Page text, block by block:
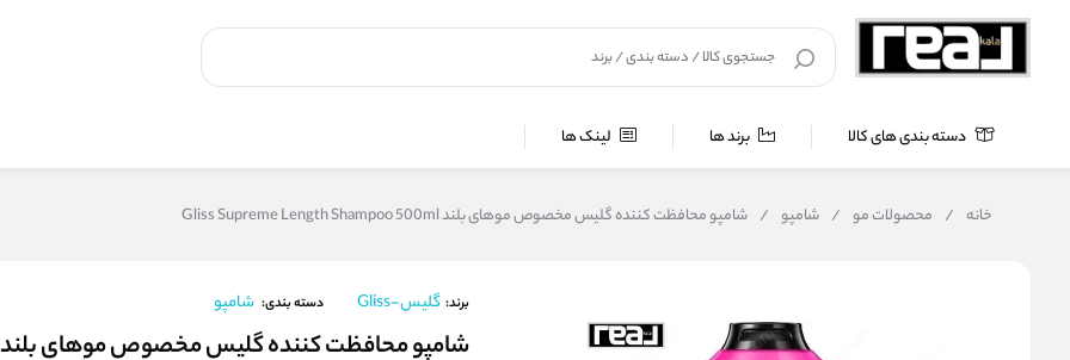
دسته بندی های کالا برند ها لینک ها
خانه / محصولات مو / شامپو / شامپو محافظت‌ کننده گلیس مخصوص موهای بلند Gliss Supreme Length Shampoo 500ml
برند: گلیس-Gliss دسته بندی: شامپو